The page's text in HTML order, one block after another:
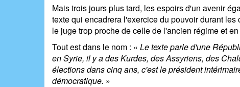
Mais trois jours plus tard, les espoirs d'un avenir
texte qui encadrera l'exercice du pouvoir durant
le juge trop proche de celle de l'ancien régime et en
Tout est dans le nom : « Le texte parle d'une
en Syrie, il y a des Kurdes, des Assyriens, des
élections dans cinq ans, c'est le président
démocratique. »